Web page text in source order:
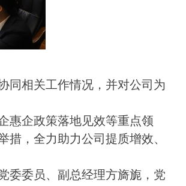
相关工作情况，并对公司为
惠企政策落地见效等重点领
，全力助力公司提质增效、
委员、副总经理方旖旎，党